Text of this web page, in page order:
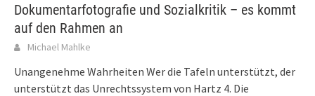
Dokumentarfotografie und Sozialkritik – es kommt
auf den Rahmen an
Michael Mahlke
Unangenehme Wahrheiten Wer die Tafeln unterstützt, der
unterstützt das Unrechtssystem von Hartz 4. Die